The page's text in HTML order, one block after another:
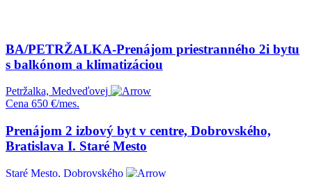
BA/PETRŽALKA-Prenájom priestranného 2i bytu
s balkónom a klimatizáciou
Petržalka, Medveďovej
Cena 650 €/mes.
Prenájom 2 izbový byt v centre, Dobrovského,
Bratislava I. Staré Mesto
Staré Mesto, Dobrovského